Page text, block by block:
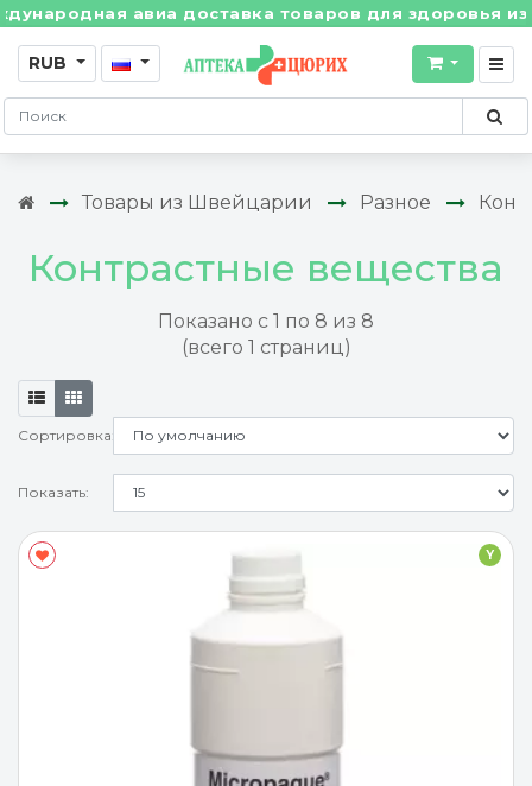
авиа доставка товаров для здоровья из
RUB
Товары из Швейцарии Разное
Контрастные вещества
Показано с 1 по 8 из 8
(всего 1 страниц)
Сортировка:
Показать:
Y